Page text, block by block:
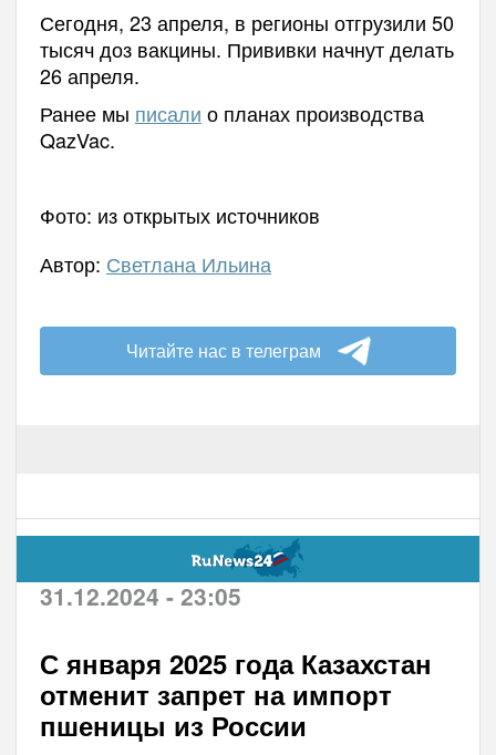
Сегодня, 23 апреля, в регионы отгрузили 50
тысяч доз вакцины. Прививки начнут делать
26 апреля.
Ранее мы писали о планах производства
QazVac.
Фото: из открытых источников
Автор: Светлана Ильина
Читайте нас в телеграм
31.12.2024 - 23:05
С января 2025 года Казахстан
отменит запрет на импорт
пшеницы из России